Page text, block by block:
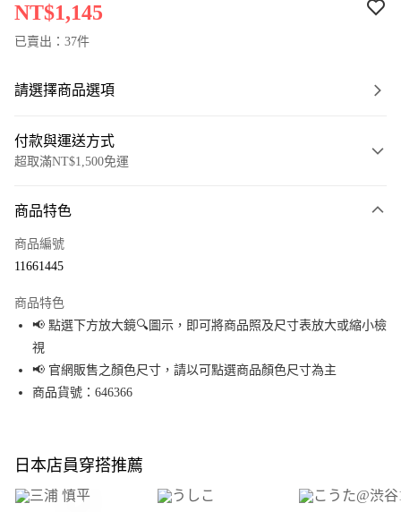
NT$1,145
已賣出：37件
請選擇商品選項
付款與運送方式
超取滿NT$1,500免運
信用卡一次付款
Apple Pay
街口支付
悠遊付
全盈+PAY
大哥付你分期
商品特色
商品編號
11661445
商品特色
📢 點選下方放大鏡🔍圖示，即可將商品照及尺寸表放大或縮小檢
視
📢 官網販售之顏色尺寸，請以可點選商品顏色尺寸為主
商品貨號：646366
日本店員穿搭推薦